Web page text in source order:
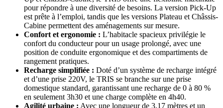
pour répondre à une diversité de besoins. La version Pick-Up
est prête à l’emploi, tandis que les versions Plateau et Châssis-
Cabine permettent des aménagements sur mesure.
Confort et ergonomie : L’habitacle spacieux privilégie le
confort du conducteur pour un usage prolongé, avec une
position de conduite ergonomique et des compartiments de
rangement pratiques.
Recharge simplifiée : Doté d’un système de recharge intégré
et d’une prise 220V, le TRIS se branche sur une prise
domestique standard, garantissant une recharge de 0 à 80 %
en seulement 3h30 et une charge complète en 4h40.
Agilité urbaine : Avec une longueur de 3,17 mètres et un